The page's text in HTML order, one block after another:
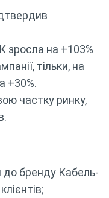
зросла на +103%
тільки, на
+30%.
частку ринку,
до бренду Кабель-